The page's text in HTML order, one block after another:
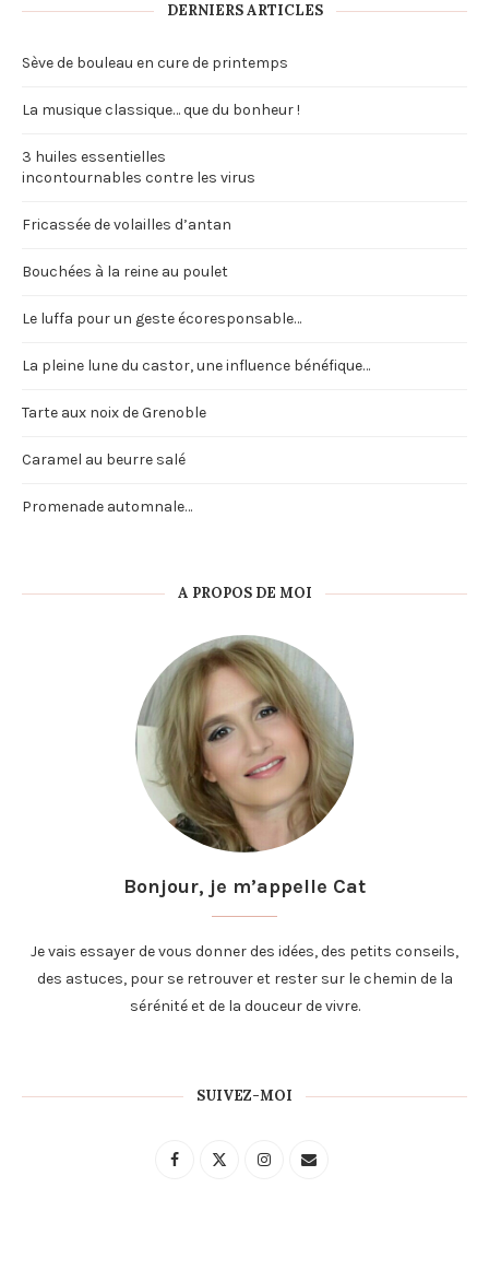
DERNIERS ARTICLES
Sève de bouleau en cure de printemps
La musique classique… que du bonheur !
3 huiles essentielles
incontournables contre les virus
Fricassée de volailles d’antan
Bouchées à la reine au poulet
Le luffa pour un geste écoresponsable…
La pleine lune du castor, une influence bénéfique…
Tarte aux noix de Grenoble
Caramel au beurre salé
Promenade automnale…
A PROPOS DE MOI
Bonjour, je m’appelle Cat
Je vais essayer de vous donner des idées, des petits conseils,
des astuces, pour se retrouver et rester sur le chemin de la
sérénité et de la douceur de vivre.
SUIVEZ-MOI